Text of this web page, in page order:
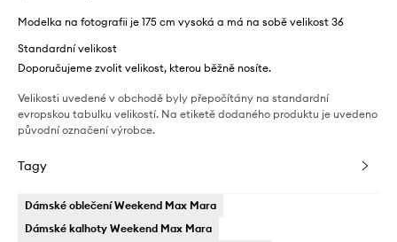
Modelka na fotografii je 175 cm vysoká a má na sobě velikost 36
Standardní velikost
Doporučujeme zvolit velikost, kterou běžně nosíte.
Velikosti uvedené v obchodě byly přepočítány na standardní
evropskou tabulku velikostí. Na etiketě dodaného produktu je uvedeno
původní označení výrobce.
Tagy
Dámské oblečení Weekend Max Mara
Dámské kalhoty Weekend Max Mara